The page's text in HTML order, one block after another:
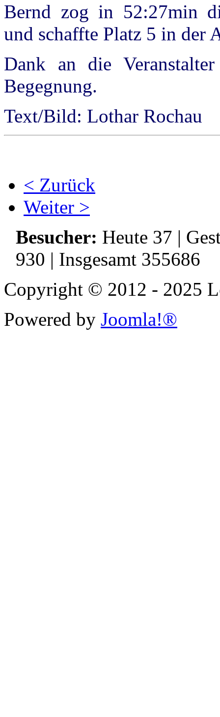
Bernd zog in 52:27min
und schaffte Platz 5 in der
Dank an die
Begegnung.
Text/Bild: Lothar Rochau
< Zurück
Weiter >
Besucher: Heute 37 |
930 | Insgesamt 355686
Copyright © 2012 - 2025
Powered by Joomla!®